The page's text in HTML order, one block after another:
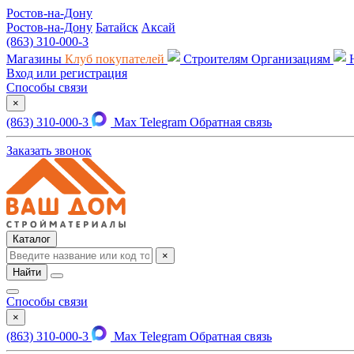
Ростов-на-Дону
Ростов-на-Дону Батайск Аксай
(863) 310-000-3
Магазины Клуб покупателей Строителям Организациям
Вход или регистрация
Способы связи
×
(863) 310-000-3 Max Telegram Обратная связь
Заказать звонок
Каталог
×
Найти
Способы связи
×
(863) 310-000-3 Max Telegram Обратная связь